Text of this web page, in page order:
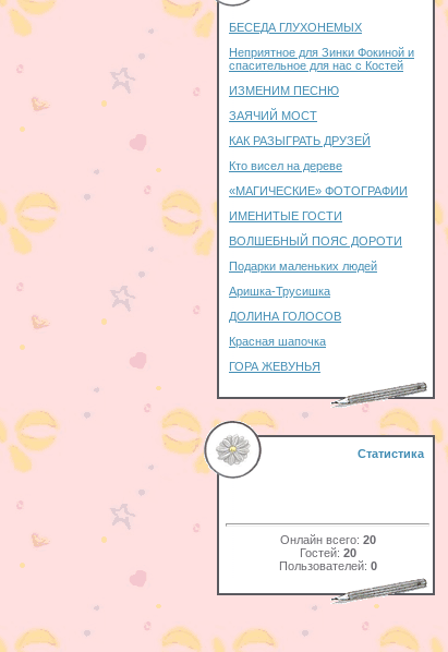
БЕСЕДА ГЛУХОНЕМЫХ
Неприятное для Зинки Фокиной и
спасительное для нас с Костей
ИЗМЕНИМ ПЕСНЮ
ЗАЯЧИЙ МОСТ
КАК РАЗЫГРАТЬ ДРУЗЕЙ
Кто висел на дереве
«МАГИЧЕСКИЕ» ФОТОГРАФИИ
ИМЕНИТЫЕ ГОСТИ
ВОЛШЕБНЫЙ ПОЯС ДОРОТИ
Подарки маленьких людей
Аришка-Трусишка
ДОЛИНА ГОЛОСОВ
Красная шапочка
ГОРА ЖЕВУНЬЯ
Статистика
Онлайн всего: 20
Гостей: 20
Пользователей: 0